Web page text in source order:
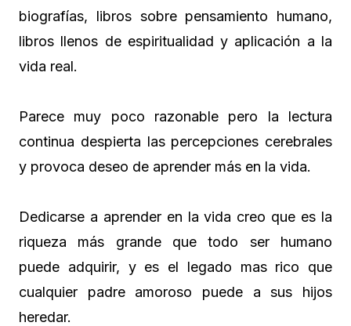
biografías, libros sobre pensamiento humano,
libros llenos de espiritualidad y aplicación a la
vida real.
Parece muy poco razonable pero la lectura
continua despierta las percepciones cerebrales
y provoca deseo de aprender más en la vida.
Dedicarse a aprender en la vida creo que es la
riqueza más grande que todo ser humano
puede adquirir, y es el legado mas rico que
cualquier padre amoroso puede a sus hijos
heredar.